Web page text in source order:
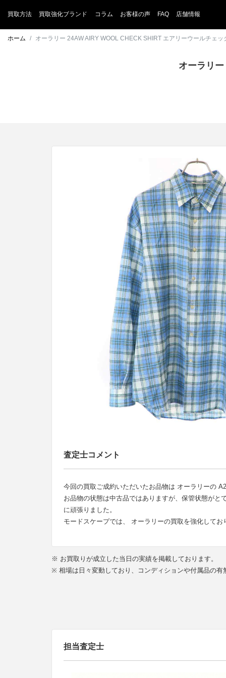
買取方法 買取強化ブランド コラム お客様の声 FAQ 店舗情報
ホーム オーラリー 24AW AIRY WOOL CHECK SHIRT エアリーウールチェ
オーラリ
査定士コメント
今回の買取ご成約いただいたお品物は オーラリーの
お品物の状態は中古品ではありますが、保管状態が
に頑張りました。
モードスケープでは、 オーラリーの買取を強化して
※ お買取りが成立した当日の実績を掲載しております。
※ 相場は日々変動しており、コンディションや付属品の
担当査定士